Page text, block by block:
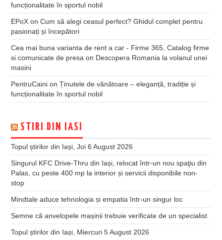
funcționalitate în sportul nobil
EPoX onCum să alegi ceasul perfect? Ghidul complet pentru
pasionați și începători
Cea mai buna varianta de rent a car - Firme 365, Catalog firme
si comunicate de presa on Descopera Romania la volanul unei
masini
PentruCaini onȚinutele de vânătoare – eleganță, tradiție și
funcționalitate în sportul nobil
STIRI DIN IASI
Topul știrilor din Iași, Joi 6 August 2026
Singurul KFC Drive-Thru din Iași, relocat într-un nou spaţiu din
Palas, cu peste 400 mp la interior și servicii disponibile non-
stop
Mindtale aduce tehnologia și empatia într-un singur loc
Semne că anvelopele mașinii trebuie verificate de un specialist
Topul știrilor din Iași, Miercuri 5 August 2026